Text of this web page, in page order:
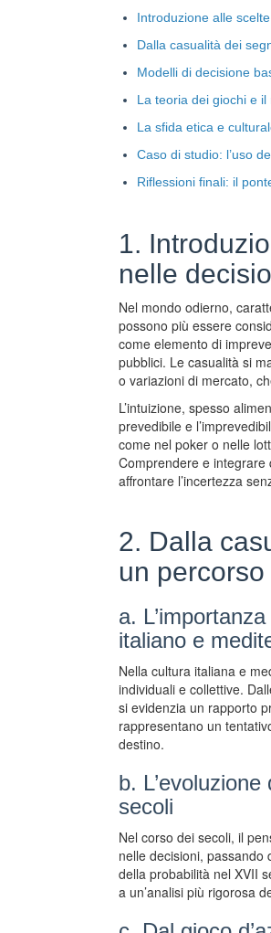
Introduzione alle
Dalla casualità dei
Modelli di decisione
La teoria dei giochi e
La sfida etica e
Caso di studio: l’uso
Riflessioni finali: il
1.
nelle
Nel mondo odierno,
possono più essere
come elemento di
pubblici. Le casualità si
o variazioni di mercato,
L’intuizione, spesso
prevedibile e
come nel poker o nelle
Comprendere e integrare
affrontare l’incertezza
2. Dalla
un
a.
italiano e
Nella cultura italiana e
individuali e collettive.
si evidenzia un rapporto
rappresentano un
destino.
b.
secoli
Nel corso dei secoli, il
nelle decisioni, passando
della probabilità nel XVII
a un’analisi più rigorosa